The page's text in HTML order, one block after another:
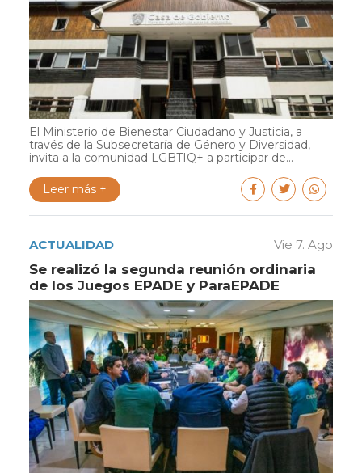
El Ministerio de Bienestar Ciudadano y Justicia, a
través de la Subsecretaría de Género y Diversidad,
invita a la comunidad LGBTIQ+ a participar de...
Leer más +
ACTUALIDAD Vie 7. Ago
Se realizó la segunda reunión ordinaria
de los Juegos EPADE y ParaEPADE